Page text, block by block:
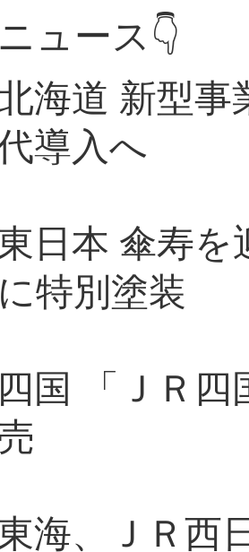
ュース👇
海道 新型
導入へ
日本 傘寿
特別塗装
国 「ＪＲ
海、ＪＲ西